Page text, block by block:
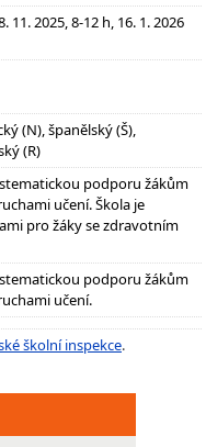
11. 2025, 8-12 h, 16. 1. 2026
(N), španělský (Š),
(R)
podporu žákům
učení. Škola je
pro žáky se zdravotním
podporu žákům
učení.
školní inspekce.